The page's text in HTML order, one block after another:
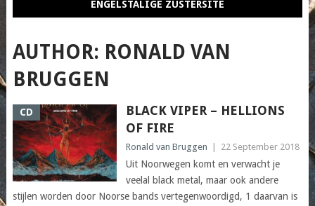
ENGELSTALIGE ZUSTERSITE
AUTHOR: RONALD VAN
BRUGGEN
CD
BLACK VIPER – HELLIONS
OF FIRE
Ronald van Bruggen 22 September 2018
Uit Noorwegen komt en verwacht je
veelal black metal, maar ook andere
stijlen worden door Noorse bands vertegenwoordigd, 1 daarvan is